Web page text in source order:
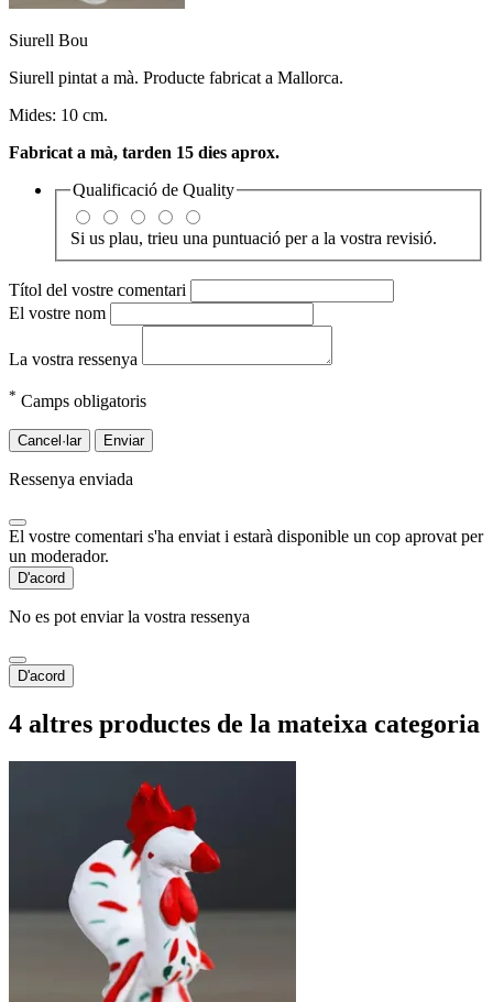
Siurell Bou
Siurell pintat a mà. Producte fabricat a Mallorca.
Mides: 10 cm.
Fabricat a mà, tarden 15 dies aprox.
Qualificació de Quality
Si us plau, trieu una puntuació per a la vostra revisió.
Títol del vostre comentari
El vostre nom
La vostra ressenya
* Camps obligatoris
Cancel·lar Enviar
Ressenya enviada
El vostre comentari s'ha enviat i estarà disponible un cop aprovat per
un moderador.
D'acord
No es pot enviar la vostra ressenya
D'acord
4 altres productes de la mateixa categoria